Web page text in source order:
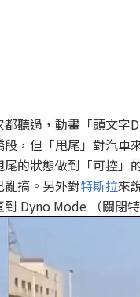
都聽過，動畫「頭文
，但「甩尾」對汽
的狀態做到「可控
搞。另外對特斯拉來
到 Dyno Mode （關閉